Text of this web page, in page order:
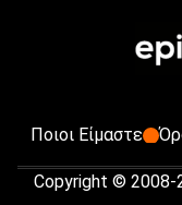
Ποιοι Είμαστε
Copyright © 2008-